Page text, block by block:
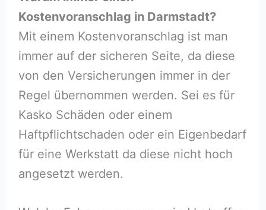
Kostenvoranschlag in Darmstadt?
Mit einem Kostenvoranschlag ist man
immer auf der sicheren Seite, da diese
von den Versicherungen immer in der
Regel übernommen werden. Sei es für
Kasko Schäden oder einem
Haftpflichtschaden oder ein Eigenbedarf
für eine Werkstatt da diese nicht hoch
angesetzt werden.